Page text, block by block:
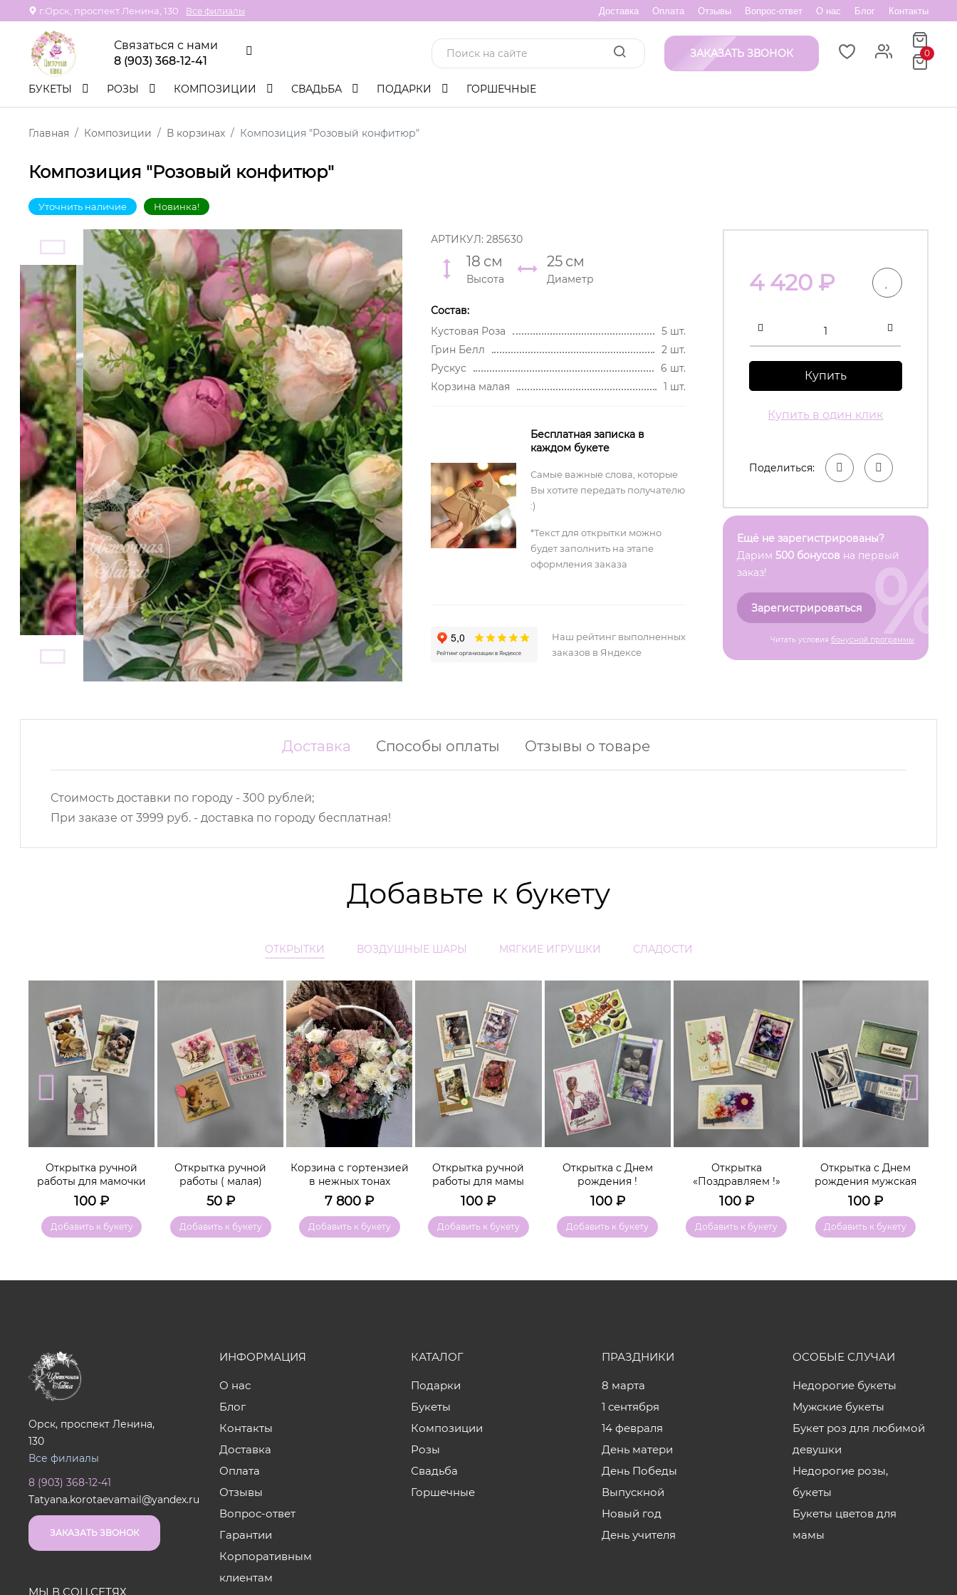
г.Орск, проспект Ленина, 130 Все филиалы Доставка Оплата Отзывы Вопрос-ответ О нас Блог Контакты
Связаться с нами
8 (903) 368-12-41
ЗАКАЗАТЬ ЗВОНОК 0
БУКЕТЫ РОЗЫ КОМПОЗИЦИИ СВАДЬБА ПОДАРКИ ГОРШЕЧНЫЕ
Главная Композиции В корзинах Композиция "Розовый конфитюр"
Композиция "Розовый конфитюр"
Уточнить наличие Новинка!
АРТИКУЛ: 285630
18 см
Высота
25 см
Диаметр
Состав:
Кустовая Роза
5 шт.
Грин Белл
2 шт.
Рускус
6 шт.
Корзина малая
1 шт.
Бесплатная записка в
каждом букете
Самые важные слова, которые
Вы хотите передать получателю
:)
*Текст для открытки можно
будет заполнить на этапе
оформления заказа
Наш рейтинг выполненных
заказов в Яндексе
4 420₽
Купить
Купить в один клик
Поделиться:
Ещё не зарегистрированы?
Дарим 500 бонусов на первый
заказ!
Зарегистрироваться
Читать условия бонусной программы
%
Доставка Способы оплаты Отзывы о товаре
Стоимость доставки по городу - 300 рублей;
При заказе от 3999 руб. - доставка по городу бесплатная!
Добавьте к букету
ОТКРЫТКИ ВОЗДУШНЫЕ ШАРЫ МЯГКИЕ ИГРУШКИ СЛАДОСТИ
Открытка ручной
работы для мамочки
100 ₽
Добавить к букету
Открытка ручной
работы ( малая)
50₽
Добавить к букету
Корзина с гортензией
в нежных тонах
7 800 ₽
Добавить к букету
Открытка ручной
работы для мамы
100 ₽
Добавить к букету
Открытка с Днем
рождения !
100₽
Добавить к букету
Открытка
«Поздравляем !»
100₽
Добавить к букету
Открытка с Днем
рождения мужская
100₽
Добавить к букету
Орск, проспект Ленина,
130
Все филиалы
8 (903) 368-12-41
Tatyana.korotaevamail@yandex.ru
ЗАКАЗАТЬ ЗВОНОК
МЫ В СОЦ.СЕТЯХ
ИНФОРМАЦИЯ
О нас
Блог
Контакты
Доставка
Оплата
Отзывы
Вопрос-ответ
Гарантии
Корпоративным
клиентам
КАТАЛОГ
Подарки
Букеты
Композиции
Розы
Свадьба
Горшечные
ПРАЗДНИКИ
8 марта
1 сентября
14 февраля
День матери
День Победы
Выпускной
Новый год
День учителя
ОСОБЫЕ СЛУЧАИ
Недорогие букеты
Мужские букеты
Букет роз для любимой
девушки
Недорогие розы,
букеты
Букеты цветов для
мамы